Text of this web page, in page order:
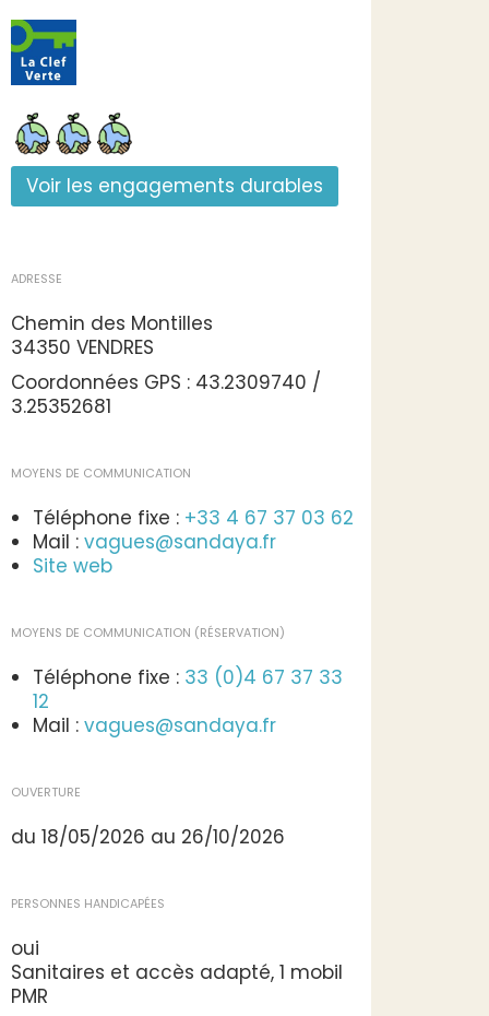
Voir les engagements durables
ADRESSE
Chemin des Montilles
34350 VENDRES
Coordonnées GPS : 43.2309740 /
3.25352681
MOYENS DE COMMUNICATION
Téléphone fixe : +33 4 67 37 03 62
Mail : vagues@sandaya.fr
Site web
MOYENS DE COMMUNICATION (RÉSERVATION)
Téléphone fixe : 33 (0)4 67 37 33
12
Mail : vagues@sandaya.fr
OUVERTURE
du 18/05/2026 au 26/10/2026
PERSONNES HANDICAPÉES
oui
Sanitaires et accès adapté, 1 mobil
PMR